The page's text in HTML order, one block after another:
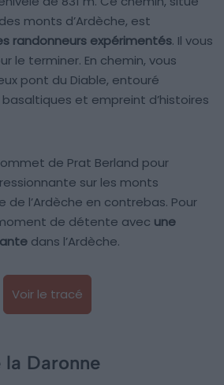
monts d’Ardèche, est
randonneurs expérimentés. Il vous
le terminer. En chemin, vous
pont du Diable, entouré
basaltiques et empreint d’histoires
de Prat Berland pour
sur les monts
de l’Ardèche en contrebas. Pour
de détente avec une
dans l’Ardèche.
Voir le tracé
la Daronne